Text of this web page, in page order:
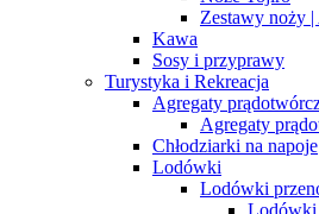
Zestawy noży |
Kawa
Sosy i przyprawy
Turystyka i Rekreacja
Agregaty
Agregaty
Chłodziarki na napoje
Lodówki
Lodówki
Lodówki